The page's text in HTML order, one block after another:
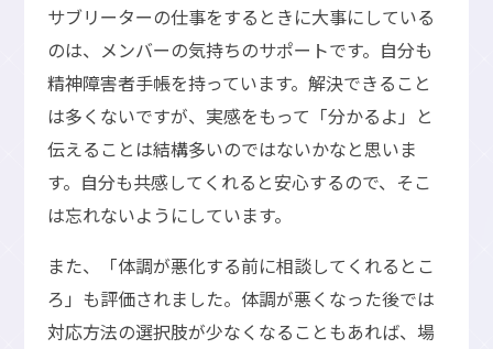
サブリーターの仕事をするときに大事にしている
のは、メンバーの気持ちのサポートです。自分も
精神障害者手帳を持っています。解決できること
は多くないですが、実感をもって「分かるよ」と
伝えることは結構多いのではないかなと思いま
す。自分も共感してくれると安心するので、そこ
は忘れないようにしています。
また、「体調が悪化する前に相談してくれるとこ
ろ」も評価されました。体調が悪くなった後では
対応方法の選択肢が少なくなることもあれば、場